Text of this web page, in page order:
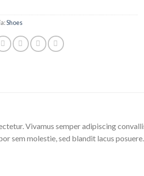
Shoes
Vivamus semper adipiscing
sem molestie, sed blandit lacus